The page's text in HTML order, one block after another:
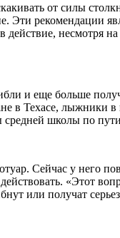
от силы
Эти рекомендации
несмотря на
и еще больше
в Техасе, лыжники
школы по
Сейчас у него
«Этот
или получат